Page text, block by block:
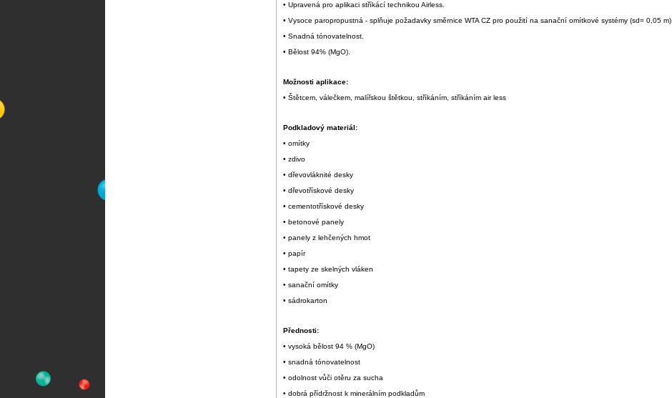
• Upravená pro aplikaci stříkácí technikou Airless.
• Vysoce paropropustná - splňuje požadavky směrnice WTA CZ pro použití na sanační omítkové systémy (sd= 0,05 m).
• Snadná tónovatelnost.
• Bělost 94% (MgO).
Možnosti aplikace:
• Štětcem, válečkem, malířskou štětkou, stříkáním, stříkáním air less
Podkladový materiál:
• omítky
• zdivo
• dřevovláknité desky
• dřevotřískové desky
• cementotřískové desky
• betonové panely
• panely z lehčených hmot
• papír
• tapety ze skelných vláken
• sanační omítky
• sádrokarton
Přednosti:
• vysoká bělost 94 % (MgO)
• snadná tónovatelnost
• odolnost vůči otěru za sucha
• dobrá přídržnost k minerálním podkladům